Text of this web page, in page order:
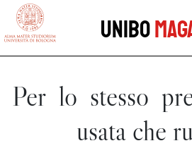
vai al contenuto della pagina
Unibo
Per lo stesso
usata che